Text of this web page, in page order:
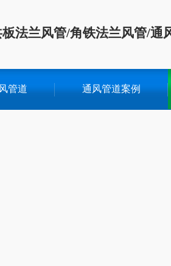
法兰风管/角铁法兰风管/通
管道 通风管道案例